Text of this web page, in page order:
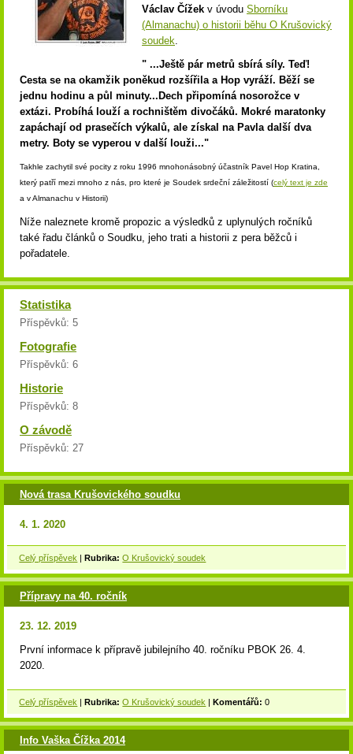
Václav Čížek v úvodu Sborníku
(Almanachu) o historii běhu O Krušovický
soudek.
" ...Ještě pár metrů sbírá síly. Teď!
Cesta se na okamžik poněkud rozšířila a Hop vyráží. Běží se
jednu hodinu a půl minuty...Dech připomíná nosorožce v
extázi. Probíhá louží a rochništěm divočáků. Mokré maratonky
zapáchají od prasečích výkalů, ale získal na Pavla další dva
metry. Boty se vyperou v další louži..."
Takhle zachytil své pocity z roku 1996 mnohonásobný účastník Pavel Hop Kratina,
který patří mezi mnoho z nás, pro které je Soudek srdeční záležitostí (celý text je zde
a v Almanachu v Historii)
Níže naleznete kromě propozic a výsledků z uplynulých ročníků
také řadu článků o Soudku, jeho trati a historii z pera běžců i
pořadatele.
Statistika
Příspěvků: 5
Fotografie
Příspěvků: 6
Historie
Příspěvků: 8
O závodě
Příspěvků: 27
Nová trasa Krušovického soudku
4. 1. 2020
Celý příspěvek |Rubrika: O Krušovický soudek
Přípravy na 40. ročník
23. 12. 2019
První informace k přípravě jubilejního 40. ročníku PBOK 26. 4.
2020.
Celý příspěvek |Rubrika: O Krušovický soudek |Komentářů: 0
Info Vaška Čížka 2014